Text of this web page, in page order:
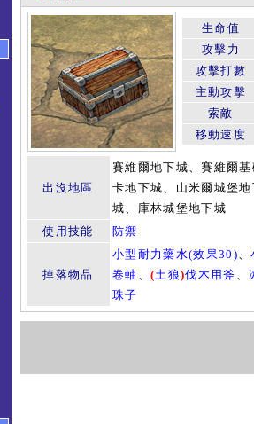
生命值
攻擊力
攻擊打數
主動攻擊
索敵
移動速度
出沒地區
賽維爾地下城、賽維爾
卡地下城、山米爾城堡
城、庫林城堡地下城
使用技能
防禦
掉落物品
小型耐力藥水(效果30)、
卷軸 、(土狼)伐木用斧 、
珠子